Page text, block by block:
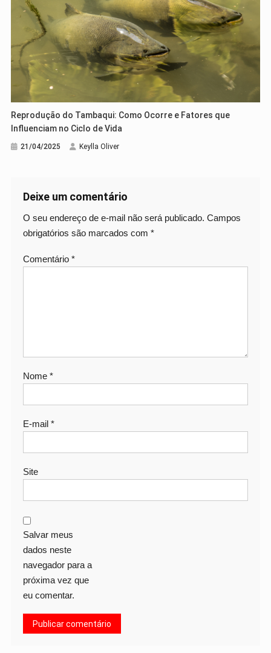
Reprodução do Tambaqui: Como Ocorre e Fatores que
Influenciam no Ciclo de Vida
21/04/2025 Keylla Oliver
Deixe um comentário
O seu endereço de e-mail não será publicado. Campos
obrigatórios são marcados com *
Comentário *
Nome *
E-mail *
Site
Salvar meus
dados neste
navegador para a
próxima vez que
eu comentar.